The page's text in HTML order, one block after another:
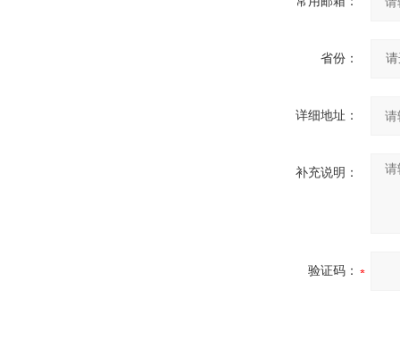
省份：
详细地址：
补充说明：
验证码：